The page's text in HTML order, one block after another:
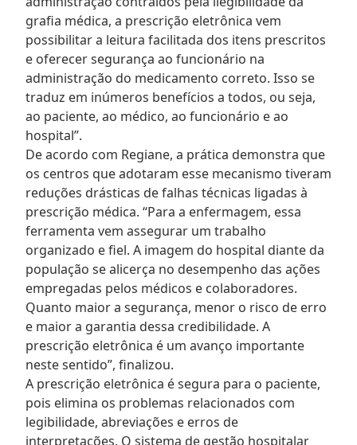
grafia médica, a prescrição eletrônica vem
possibilitar a leitura facilitada dos itens prescritos
e oferecer segurança ao funcionário na
administração do medicamento correto. Isso se
traduz em inúmeros benefícios a todos, ou seja,
ao paciente, ao médico, ao funcionário e ao
hospital”.
De acordo com Regiane, a prática demonstra que
os centros que adotaram esse mecanismo tiveram
reduções drásticas de falhas técnicas ligadas à
prescrição médica. “Para a enfermagem, essa
ferramenta vem assegurar um trabalho
organizado e fiel. A imagem do hospital diante da
população se alicerça no desempenho das ações
empregadas pelos médicos e colaboradores.
Quanto maior a segurança, menor o risco de erro
e maior a garantia dessa credibilidade. A
prescrição eletrônica é um avanço importante
neste sentido”, finalizou.
A prescrição eletrônica é segura para o paciente,
pois elimina os problemas relacionados com
legibilidade, abreviações e erros de
interpretações. O sistema de gestão hospitalar